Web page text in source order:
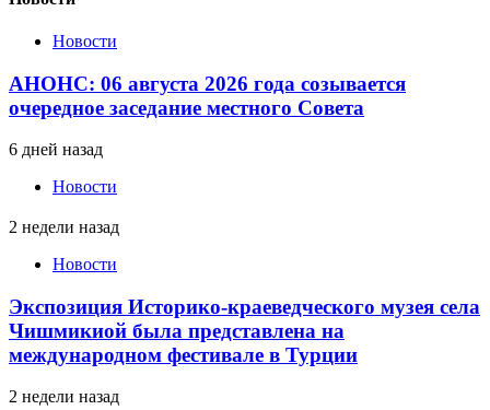
Новости
АНОНС: 06 августа 2026 года созывается
очередное заседание местного Совета
6 дней назад
Новости
2 недели назад
Новости
Экспозиция Историко-краеведческого музея села
Чишмикиой была представлена на
международном фестивале в Турции
2 недели назад